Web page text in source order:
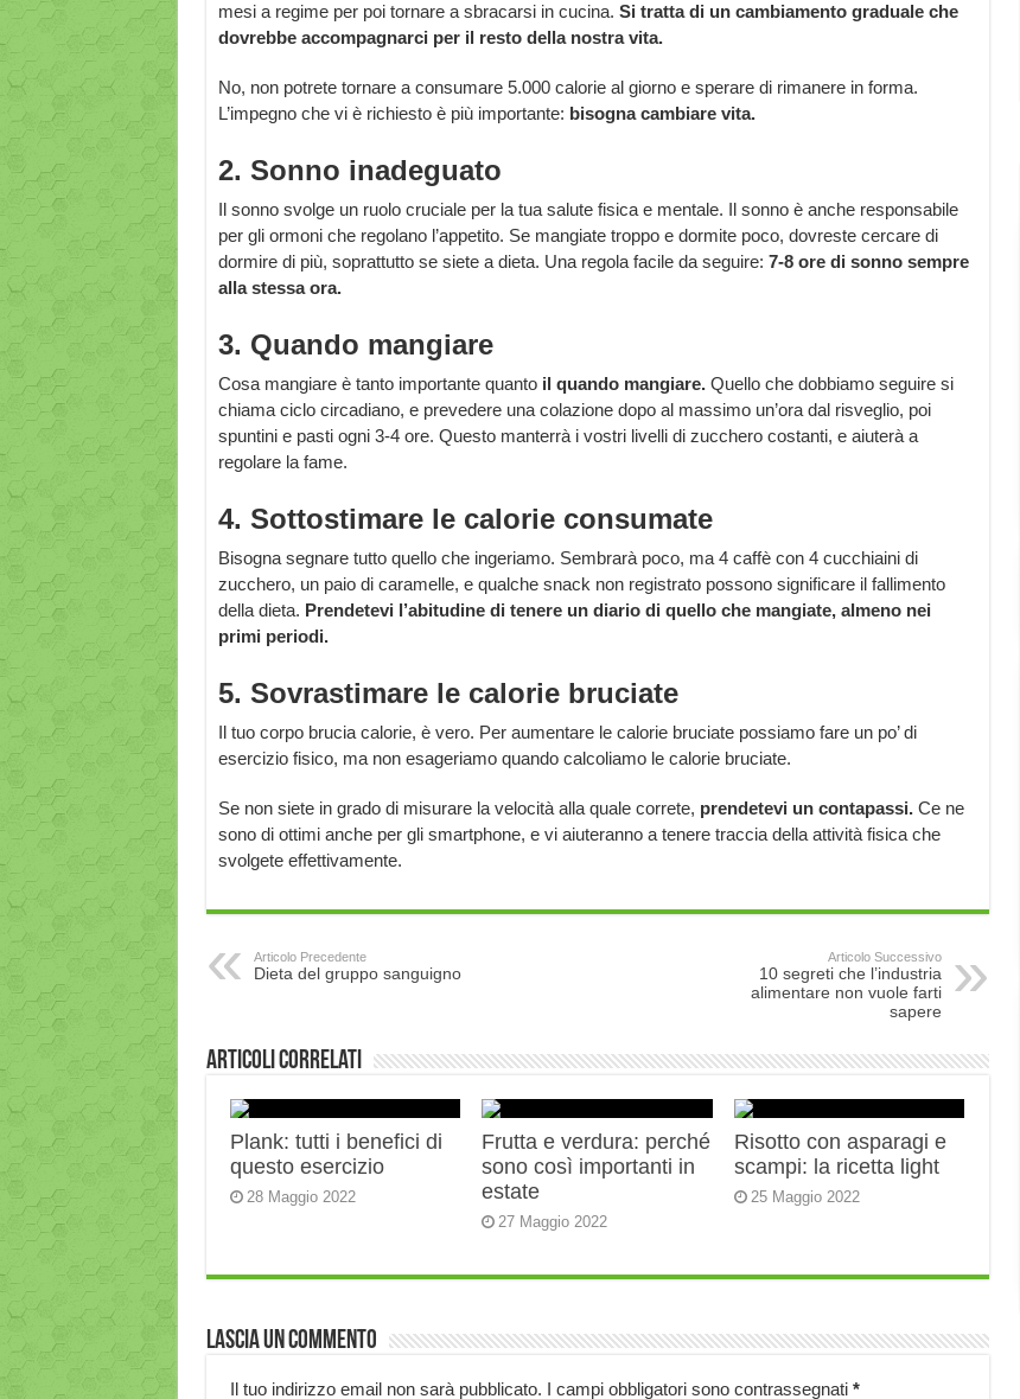
mesi a regime per poi tornare a sbracarsi in cucina. Si tratta di un cambiamento graduale che
dovrebbe accompagnarci per il resto della nostra vita.
No, non potrete tornare a consumare 5.000 calorie al giorno e sperare di rimanere in forma.
L’impegno che vi è richiesto è più importante: bisogna cambiare vita.
2. Sonno inadeguato
Il sonno svolge un ruolo cruciale per la tua salute fisica e mentale. Il sonno è anche responsabile
per gli ormoni che regolano l’appetito. Se mangiate troppo e dormite poco, dovreste cercare di
dormire di più, soprattutto se siete a dieta. Una regola facile da seguire: 7-8 ore di sonno sempre
alla stessa ora.
3. Quando mangiare
Cosa mangiare è tanto importante quanto il quando mangiare. Quello che dobbiamo seguire si
chiama ciclo circadiano, e prevedere una colazione dopo al massimo un’ora dal risveglio, poi
spuntini e pasti ogni 3-4 ore. Questo manterrà i vostri livelli di zucchero costanti, e aiuterà a
regolare la fame.
4. Sottostimare le calorie consumate
Bisogna segnare tutto quello che ingeriamo. Sembrarà poco, ma 4 caffè con 4 cucchiaini di
zucchero, un paio di caramelle, e qualche snack non registrato possono significare il fallimento
della dieta. Prendetevi l’abitudine di tenere un diario di quello che mangiate, almeno nei
primi periodi.
5. Sovrastimare le calorie bruciate
Il tuo corpo brucia calorie, è vero. Per aumentare le calorie bruciate possiamo fare un po’ di
esercizio fisico, ma non esageriamo quando calcoliamo le calorie bruciate.
Se non siete in grado di misurare la velocità alla quale correte, prendetevi un contapassi. Ce ne
sono di ottimi anche per gli smartphone, e vi aiuteranno a tenere traccia della attività fisica che
svolgete effettivamente.
Articolo Precedente
Dieta del gruppo sanguigno
Articolo Successivo
10 segreti che l’industria
alimentare non vuole farti
sapere
Articoli correlati
Plank: tutti i benefici di
questo esercizio
28 Maggio 2022
Frutta e verdura: perché
sono così importanti in
estate
27 Maggio 2022
Risotto con asparagi e
scampi: la ricetta light
25 Maggio 2022
Lascia un commento
Il tuo indirizzo email non sarà pubblicato. I campi obbligatori sono contrassegnati *